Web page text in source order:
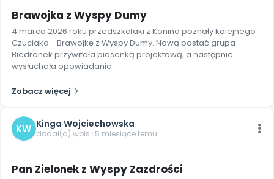
Brawojka z Wyspy Dumy
4 marca 2026 roku przedszkolaki z Konina poznały kolejnego
Czuciaka - Brawojkę z Wyspy Dumy. Nową postać grupa
Biedronek przywitała piosenką projektową, a następnie
wysłuchała opowiadania
Zobacz więcej
KW Kinga Wojciechowska
dodał(a) wpis · 5 miesiące temu
Pan Zielonek z Wyspy Zazdrości